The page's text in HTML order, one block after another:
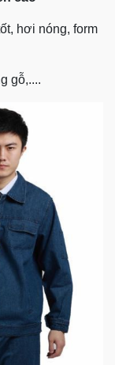
hơi nóng, form
gỗ,....